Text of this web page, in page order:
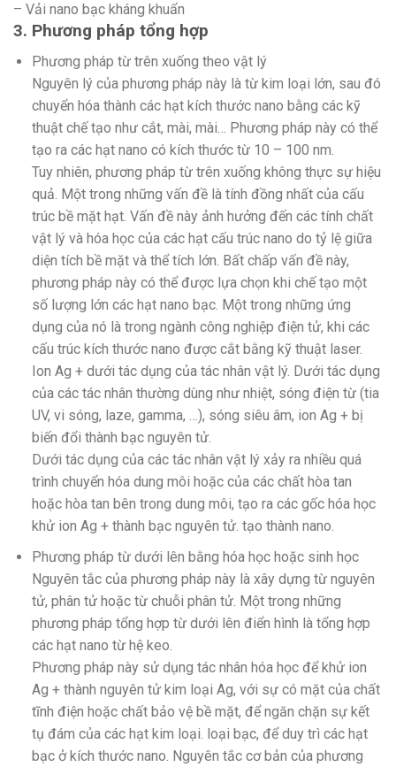
– Vải nano bạc kháng khuẩn
3. Phương pháp tổng hợp
Phương pháp từ trên xuống theo vật lý
Nguyên lý của phương pháp này là từ kim loại lớn, sau đó
chuyển hóa thành các hạt kích thước nano bằng các kỹ
thuật chế tạo như cắt, mài, mài… Phương pháp này có thể
tạo ra các hạt nano có kích thước từ 10 – 100 nm.
Tuy nhiên, phương pháp từ trên xuống không thực sự hiệu
quả. Một trong những vấn đề là tính đồng nhất của cấu
trúc bề mặt hạt. Vấn đề này ảnh hưởng đến các tính chất
vật lý và hóa học của các hạt cấu trúc nano do tỷ lệ giữa
diện tích bề mặt và thể tích lớn. Bất chấp vấn đề này,
phương pháp này có thể được lựa chọn khi chế tạo một
số lượng lớn các hạt nano bạc. Một trong những ứng
dụng của nó là trong ngành công nghiệp điện tử, khi các
cấu trúc kích thước nano được cắt bằng kỹ thuật laser.
Ion Ag + dưới tác dụng của tác nhân vật lý. Dưới tác dụng
của các tác nhân thường dùng như nhiệt, sóng điện từ (tia
UV, vi sóng, laze, gamma, …), sóng siêu âm, ion Ag + bị
biến đổi thành bạc nguyên tử.
Dưới tác dụng của các tác nhân vật lý xảy ra nhiều quá
trình chuyển hóa dung môi hoặc của các chất hòa tan
hoặc hòa tan bên trong dung môi, tạo ra các gốc hóa học
khử ion Ag + thành bạc nguyên tử. tạo thành nano.
Phương pháp từ dưới lên bằng hóa học hoặc sinh học
Nguyên tắc của phương pháp này là xây dựng từ nguyên
tử, phân tử hoặc từ chuỗi phân tử. Một trong những
phương pháp tổng hợp từ dưới lên điển hình là tổng hợp
các hạt nano từ hệ keo.
Phương pháp này sử dụng tác nhân hóa học để khử ion
Ag + thành nguyên tử kim loại Ag, với sự có mặt của chất
tĩnh điện hoặc chất bảo vệ bề mặt, để ngăn chặn sự kết
tụ đám của các hạt kim loại. loại bạc, để duy trì các hạt
bạc ở kích thước nano. Nguyên tắc cơ bản của phương